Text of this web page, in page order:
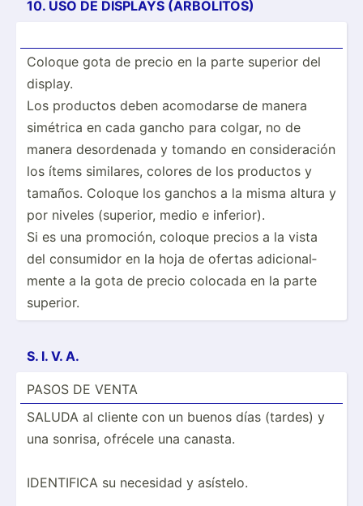
10. USO DE DISPLAYS (ARBOL­ITOS)
Coloque gota de precio en la parte superior del
display.
Los productos deben acomodarse de manera
simétrica en cada gancho para colgar, no de
manera desord­enada y tomando en consid­eración
los ítems similares, colores de los productos y
tamaños. Coloque los ganchos a la misma altura y
por niveles (superior, medio e inferior).
Si es una promoción, coloque precios a la vista
del consumidor en la hoja de ofertas adicio­nal­
mente a la gota de precio colocada en la parte
superior.
S. I. V. A.
PASOS DE VENTA
SALUDA al cliente con un buenos días (tardes) y
una sonrisa, ofrécele una canasta.
IDENTIFICA su necesidad y asístelo.